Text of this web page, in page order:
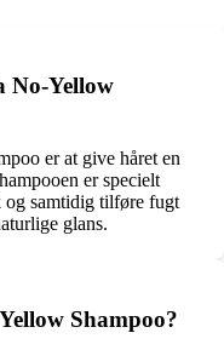
No-Yellow
er at give håret en
er specielt
og samtidig tilføre fugt
glans.
Shampoo?